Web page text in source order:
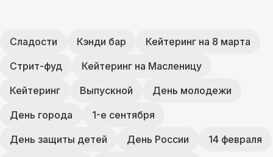
Сладости Кэнди бар
Кейтеринг на 8 марта
Стрит-фуд
Кейтеринг на Масленицу
Кейтеринг
Выпускной
День молодежи
День города
1-е сентября
День защиты детей
День России
14 февраля